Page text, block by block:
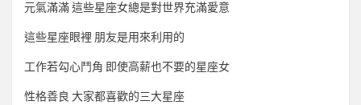
元氣滿滿 這些星座女總是對世界充滿愛意
這些星座眼裡 朋友是用來利用的
工作若勾心鬥角 即使高薪也不要的星座女
性格善良 大家都喜歡的三大星座